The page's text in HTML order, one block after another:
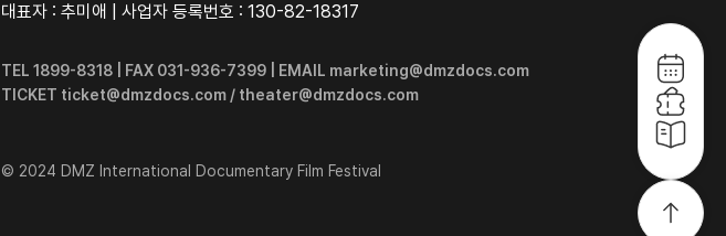
대표자 : 추미애 | 사업자 등록번호 : 130-82-18317
TEL 1899-8318 | FAX 031-936-7399 | EMAIL marketing@dmzdocs.com
TICKET ticket@dmzdocs.com / theater@dmzdocs.com
© 2024 DMZ International Documentary Film Festival